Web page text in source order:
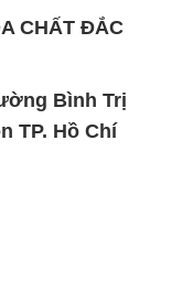
CHẤT ĐẮC
Bình Trị
TP. Hồ Chí